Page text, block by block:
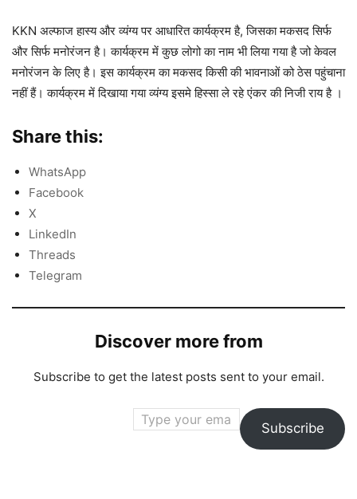
KKN अल्फाज हास्य और व्यंग्य पर आधारित कार्यक्रम है, जिसका मकसद सिर्फ
और सिर्फ मनोरंजन है। कार्यक्रम में कुछ लोगो का नाम भी लिया गया है जो केवल
मनोरंजन के लिए है। इस कार्यक्रम का मकसद किसी की भावनाओं को ठेस पहुंचाना
नहीं हैं। कार्यक्रम में दिखाया गया व्यंग्य इसमे हिस्सा ले रहे एंकर की निजी राय है ।
Share this:
WhatsApp
Facebook
X
LinkedIn
Threads
Telegram
Discover more from
Subscribe to get the latest posts sent to your email.
Type your email…
Subscribe